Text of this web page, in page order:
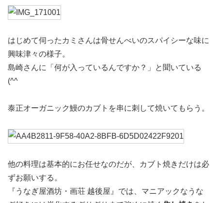
はじめて伺ったカミさんは骨せんべいのスパイシーな味に
興味津々の様子。
島崎さんに「何が入っているんですか？」と聞いている
(^^ゞ
泰正オーガニック鰻のカブトを串に刺して焼いてもらう。
他の料理は基本的にお任せなのだが、カブト焼きだけは必
ずお願いする。
『うなぎ屋酒坊・画荘 越後屋』では、マニアックなうな